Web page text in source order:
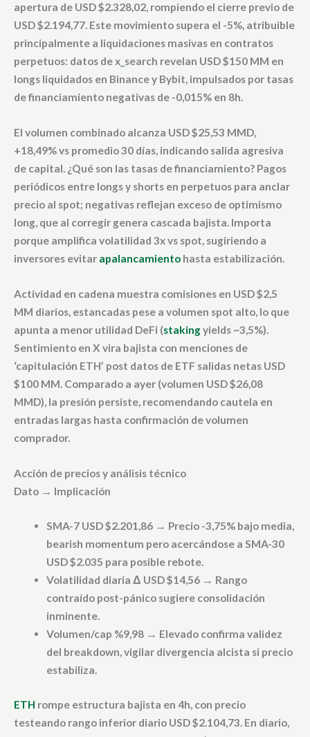
apertura de USD $2.328,02, rompiendo el cierre previo de
USD $2.194,77. Este movimiento supera el -5%, atribuible
principalmente a liquidaciones masivas en contratos
perpetuos: datos de x_search revelan USD $150 MM en
longs liquidados en Binance y Bybit, impulsados por tasas
de financiamiento negativas de -0,015% en 8h.
El volumen combinado alcanza USD $25,53 MMD,
+18,49% vs promedio 30 días, indicando salida agresiva
de capital. ¿Qué son las tasas de financiamiento? Pagos
periódicos entre longs y shorts en perpetuos para anclar
precio al spot; negativas reflejan exceso de optimismo
long, que al corregir genera cascada bajista. Importa
porque amplifica volatilidad 3x vs spot, sugiriendo a
inversores evitar apalancamiento hasta estabilización.
Actividad en cadena muestra comisiones en USD $2,5
MM diarios, estancadas pese a volumen spot alto, lo que
apunta a menor utilidad DeFi (stakingyields ~3,5%).
Sentimiento en X vira bajista con menciones de
‘capitulación ETH’ post datos de ETF salidas netas USD
$100 MM. Comparado a ayer (volumen USD $26,08
MMD), la presión persiste, recomendando cautela en
entradas largas hasta confirmación de volumen
comprador.
Acción de precios y análisis técnico
Dato → Implicación
SMA-7 USD $2.201,86 → Precio -3,75% bajo media,
bearish momentum pero acercándose a SMA-30
USD $2.035 para posible rebote.
Volatilidad diaria Δ USD $14,56 → Rango
contraído post-pánico sugiere consolidación
inminente.
Volumen/cap %9,98 → Elevado confirma validez
del breakdown, vigilar divergencia alcista si precio
estabiliza.
ETH rompe estructura bajista en 4h, con precio
testeando rango inferior diario USD $2.104,73. En diario,